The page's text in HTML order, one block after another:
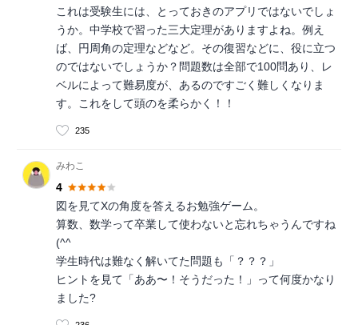
これは受験生には、とっておきのアプリではないでしょ
うか。中学校で習った三大定理がありますよね。例え
ば、円周角の定理などなど。その復習などに、役に立つ
のではないでしょうか？問題数は全部で100問あり、レ
ベルによって難易度が、あるのですごく難しくなりま
す。これをして頭のを柔らかく！！
235
みわこ
4
図を見てXの角度を答えるお勉強ゲーム。
算数、数学って卒業して使わないと忘れちゃうんですね
(^^ゞ
学生時代は難なく解いてた問題も「？？？」
ヒントを見て「ああ〜！そうだった！」って何度かなり
ました?